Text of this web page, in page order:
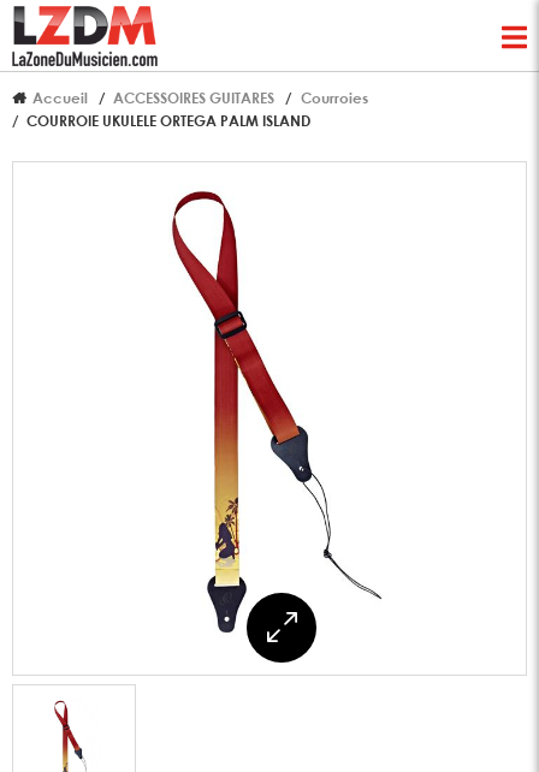
Accueil ACCESSOIRES GUITARES
Courroies
COURROIE UKULELE ORTEGA PALM ISLAND